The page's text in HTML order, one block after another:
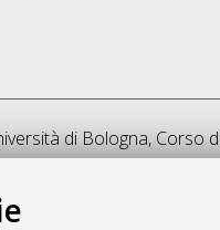
di Bologna, Corso
Questa lista e' stata